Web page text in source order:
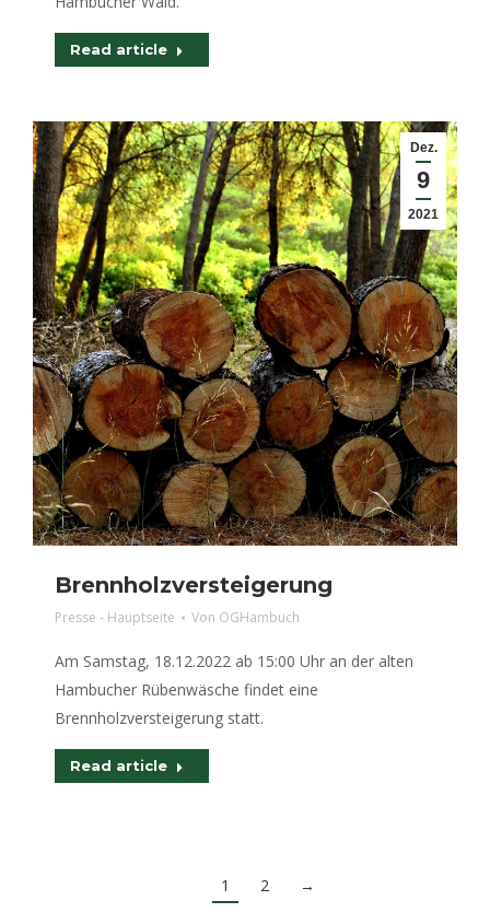
Read article
Dez.
9
2021
Brennholzversteigerung
Presse - Hauptseite Von OGHambuch
Am Samstag, 18.12.2022 ab 15:00 Uhr an der alten
Hambucher Rübenwäsche findet eine
Brennholzversteigerung statt.
Read article
1 2 →